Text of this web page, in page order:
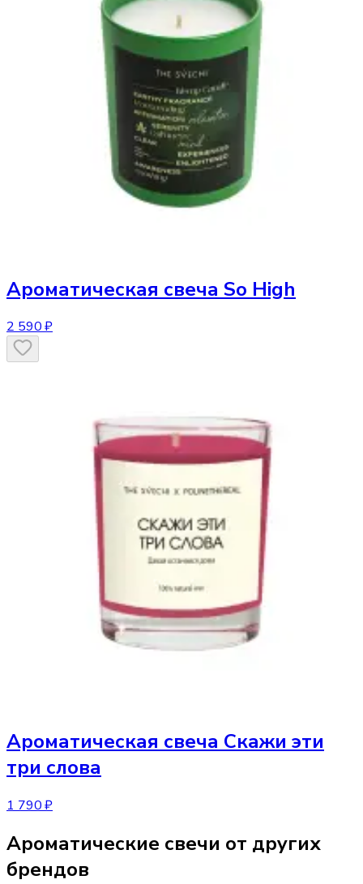
Ароматическая свеча So High
2 590 ₽
Ароматическая свеча Скажи эти
три слова
1 790 ₽
Ароматические свечи от других
брендов